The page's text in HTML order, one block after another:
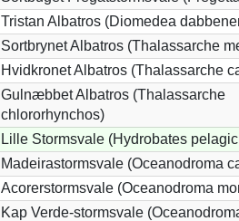
Tristan Albatros (Diomedea
Sortbrynet Albatros (Thalassarche
Hvidkronet Albatros (Thalassarche
Gulnæbbet Albatros (Thalassarche
chlororhynchos)
Lille Stormsvale (Hydrobates
Madeirastormsvale (Oceanodroma
Acorerstormsvale (Oceanodroma
Kap Verde-stormsvale